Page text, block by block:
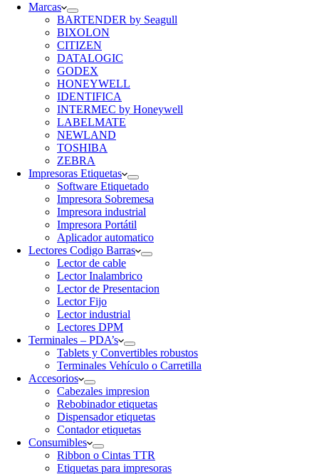
Marcas
BARTENDER by Seagull
BIXOLON
CITIZEN
DATALOGIC
GODEX
HONEYWELL
IDENTIFICA
INTERMEC by Honeywell
LABELMATE
NEWLAND
TOSHIBA
ZEBRA
Impresoras Etiquetas
Software Etiquetado
Impresora Sobremesa
Impresora industrial
Impresora Portátil
Aplicador automatico
Lectores Codigo Barras
Lector de cable
Lector Inalambrico
Lector de Presentacion
Lector Fijo
Lector industrial
Lectores DPM
Terminales – PDA’s
Tablets y Convertibles robustos
Terminales Vehículo o Carretilla
Accesorios
Cabezales impresion
Rebobinador etiquetas
Dispensador etiquetas
Contador etiquetas
Consumibles
Ribbon o Cintas TTR
Etiquetas para impresoras